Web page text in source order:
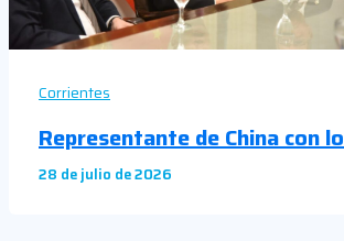
Corrientes
Representante de China con
28 de julio de 2026